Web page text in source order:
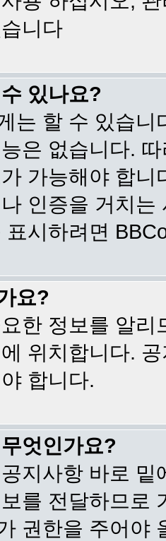
니다
있나요?
는 할 수 있습
은 없습니다.
가능해야 합
인증을 거치
표시하려면
요?
한 정보를 알
위치합니다.
합니다.
엇인가요?
지사항 바로
를 전달하므로
권한을 주어야